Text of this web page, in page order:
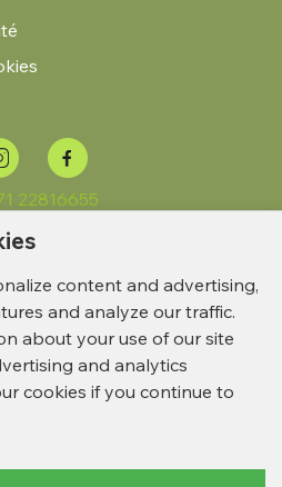
22816655
content and advertising,
and analyze our traffic.
about your use of our site
and analytics
cookies if you continue to